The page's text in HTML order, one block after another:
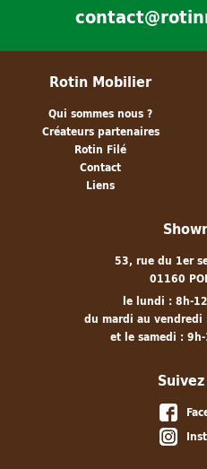
Rotin Mobilier
Qui sommes nous ?
Créateurs partenaires
Rotin Filé
Contact
Liens
53, rue du 1er
01160
le lundi : 8h-
du mardi au
et le samedi :